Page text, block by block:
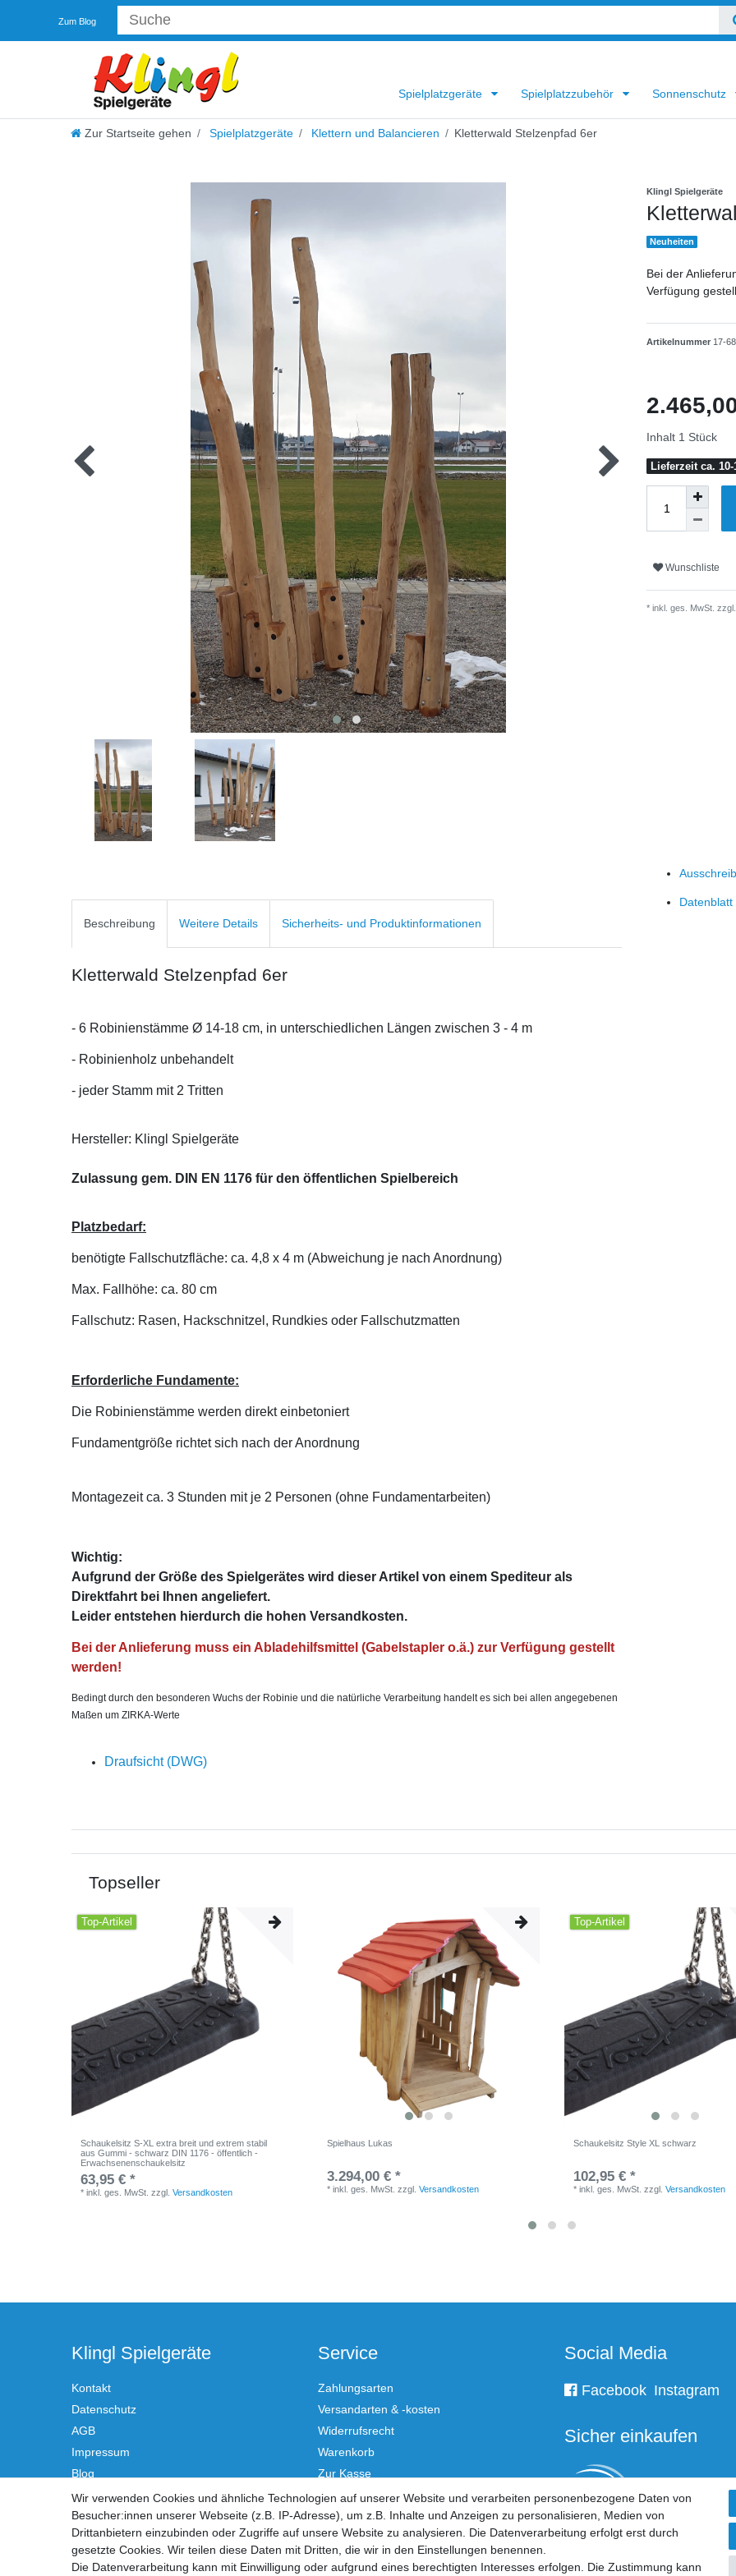
Zum Blog
Spielplatzgeräte Spielplatzzubehör Sonnenschutz
Zur Startseite gehen Spielplatzgeräte Klettern und Balancieren Kletterwald Stelzenpfad 6er
Klingl Spielgeräte
Neuheiten
Bei der
Verfügung
Artikelnummer 17-
Inhalt 1 Stück
Lieferzeit ca.
Wunschliste
* inkl. ges. MwSt. zzgl.
Beschreibung Weitere Details Sicherheits- und Produktinformationen
Kletterwald Stelzenpfad 6er
- 6 Robinienstämme Ø 14-18 cm, in unterschiedlichen Längen zwischen 3 - 4 m
- Robinienholz unbehandelt
- jeder Stamm mit 2 Tritten
Hersteller: Klingl Spielgeräte
Zulassung gem. DIN EN 1176 für den öffentlichen Spielbereich
Platzbedarf:
benötigte Fallschutzfläche: ca. 4,8 x 4 m (Abweichung je nach Anordnung)
Max. Fallhöhe: ca. 80 cm
Fallschutz: Rasen, Hackschnitzel, Rundkies oder Fallschutzmatten
Erforderliche Fundamente:
Die Robinienstämme werden direkt einbetoniert
Fundamentgröße richtet sich nach der Anordnung
Montagezeit ca. 3 Stunden mit je 2 Personen (ohne Fundamentarbeiten)
Wichtig:
Aufgrund der Größe des Spielgerätes wird dieser Artikel von einem Spediteur als
Direktfahrt bei Ihnen angeliefert.
Leider entstehen hierdurch die hohen Versandkosten.
Bei der Anlieferung muss ein Abladehilfsmittel (Gabelstapler o.ä.) zur Verfügung gestellt
werden!
Bedingt durch den besonderen Wuchs der Robinie und die natürliche Verarbeitung handelt es sich bei allen angegebenen
Maßen um ZIRKA-Werte
Draufsicht (DWG)
Datenblatt
Topseller
Top-Artikel
Schaukelsitz S-XL extra breit und extrem stabil
aus Gummi - schwarz DIN 1176 - öffentlich -
Erwachsenenschaukelsitz
63,95 € *
*inkl. ges. MwSt. zzgl.Versandkosten
Spielhaus Lukas
3.294,00 € *
*inkl. ges. MwSt. zzgl.Versandkosten
Top-Artikel
Schaukelsitz Style XL schwarz
102,95 € *
*inkl. ges. MwSt. zzgl.Versandkosten
Klingl Spielgeräte
Kontakt
Datenschutz
AGB
Impressum
Blog
Service
Zahlungsarten
Versandarten & -kosten
Widerrufsrecht
Warenkorb
Zur Kasse
Hilfe
Vertrag widerrufen
Social Media
Facebook Instagram
Sicher einkaufen
Wir verwenden Cookies und ähnliche Technologien auf unserer Website und verarbeiten personenbezogene Daten von
Besucher:innen unserer Webseite (z.B. IP-Adresse), um z.B. Inhalte und Anzeigen zu personalisieren, Medien von
Drittanbietern einzubinden oder Zugriffe auf unsere Website zu analysieren. Die Datenverarbeitung erfolgt erst durch
gesetzte Cookies. Wir teilen diese Daten mit Dritten, die wir in den Einstellungen benennen.
Die Datenverarbeitung kann mit Einwilligung oder aufgrund eines berechtigten Interesses erfolgen. Die Zustimmung kann